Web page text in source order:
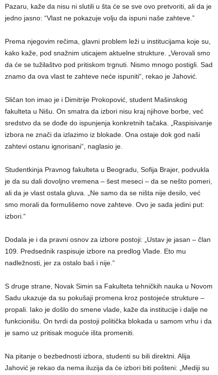
Pazaru, kaže da nisu ni slutili u šta će se sve ovo pretvoriti, ali da je
jedno jasno: “Vlast ne pokazuje volju da ispuni naše zahteve.”
Prema njegovim rečima, glavni problem leži u institucijama koje su,
kako kaže, pod snažnim uticajem aktuelne strukture. „Verovali smo
da će se tužilaštvo pod pritiskom trgnuti. Nismo mnogo postigli. Sad
znamo da ova vlast te zahteve neće ispuniti“, rekao je Jahović.
Sličan ton imao je i Dimitrije Prokopović, student Mašinskog
fakulteta u Nišu. On smatra da izbori nisu kraj njihove borbe, već
sredstvo da se dođe do ispunjenja konkretnih tačaka. „Raspisivanje
izbora ne znači da izlazimo iz blokade. Ona ostaje dok god naši
zahtevi ostanu ignorisani“, naglasio je.
Studentkinja Pravnog fakulteta u Beogradu, Sofija Brajer, podvukla
je da su dali dovoljno vremena – šest meseci – da se nešto pomeri,
ali da je vlast ostala gluva. „Ne samo da se ništa nije desilo, već
smo morali da formulišemo nove zahteve. Ovo je sada jedini put:
izbori.“
Dodala je i da pravni osnov za izbore postoji: „Ustav je jasan – član
109. Predsednik raspisuje izbore na predlog Vlade. Eto mu
nadležnosti, jer za ostalo baš i nije.“
S druge strane, Novak Simin sa Fakulteta tehničkih nauka u Novom
Sadu ukazuje da su pokušaji promena kroz postojeće strukture –
propali. Iako je došlo do smene vlade, kaže da institucije i dalje ne
funkcionišu. On tvrdi da postoji politička blokada u samom vrhu i da
je samo uz pritisak moguće išta promeniti.
Na pitanje o bezbednosti izbora, studenti su bili direktni. Alija
Jahović je rekao da nema iluzija da će izbori biti pošteni: „Mediji su